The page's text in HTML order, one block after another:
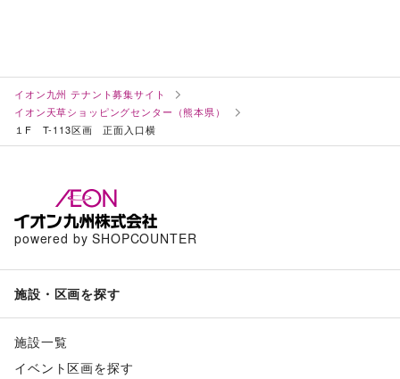
イオン九州 テナント募集サイト
イオン天草ショッピングセンター（熊本県）
１F T-113区画 正面入口横
powered by SHOPCOUNTER
施設・区画を探す
施設一覧
イベント区画を探す